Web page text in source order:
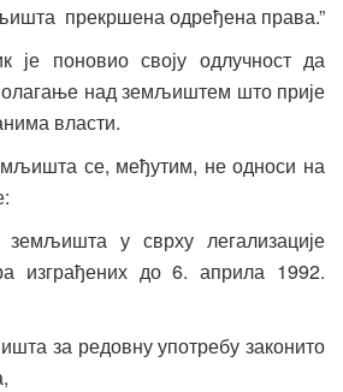
прекршена одређена права.”
је поновио своју одлучност да
над земљиштем што прије
власти.
се, међутим, не односи на
у сврху легализације
изграђених до 6. априла 1992.
за редовну употребу законито